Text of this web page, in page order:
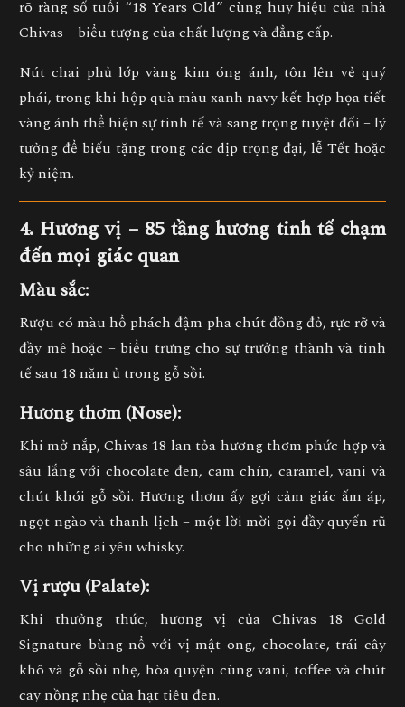
rõ ràng số tuổi “18 Years Old” cùng huy hiệu của nhà
Chivas – biểu tượng của chất lượng và đẳng cấp.
Nút chai phủ lớp vàng kim óng ánh, tôn lên vẻ quý
phái, trong khi hộp quà màu xanh navy kết hợp họa tiết
vàng ánh thể hiện sự tinh tế và sang trọng tuyệt đối – lý
tưởng để biếu tặng trong các dịp trọng đại, lễ Tết hoặc
kỷ niệm.
4. Hương vị – 85 tầng hương tinh tế chạm
đến mọi giác quan
Màu sắc:
Rượu có màuhổ phách đậm pha chút đồng đỏ, rực rỡ và
đầy mê hoặc – biểu trưng cho sự trưởng thành và tinh
tế sau 18 năm ủ trong gỗ sồi.
Hương thơm (Nose):
Khi mở nắp, Chivas 18 lan tỏa hương thơm phức hợp và
sâu lắngvới chocolate đen, cam chín, caramel, vani và
chút khói gỗ sồi. Hương thơm ấy gợi cảm giác ấm áp,
ngọt ngào và thanh lịch – một lời mời gọi đầy quyến rũ
cho những ai yêu whisky.
Vị rượu (Palate):
Khi thưởng thức, hương vị của Chivas 18 Gold
Signature bùng nổ vớivị mật ong, chocolate, trái cây
khô và gỗ sồi nhẹ, hòa quyện cùngvani, toffee và chút
cay nồng nhẹ của hạt tiêu đen.